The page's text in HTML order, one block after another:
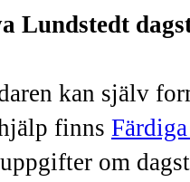
Lundstedt
kan själv
finns
om